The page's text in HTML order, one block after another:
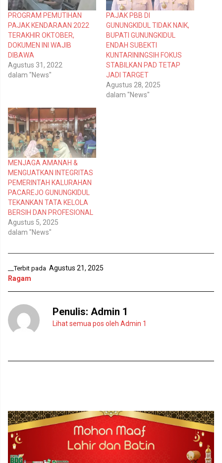
i
p
a
d
a
T
w
i
t
t
e
r
(
b
u
k
a
d
i
j
e
n
d
e
l
a
y
a
n
g
b
a
r
u
i
k
a
n
d
i
F
a
e
b
o
e
m
b
u
k
a
d
i
j
e
n
d
e
l
a
y
a
n
g
b
)
PROGRAM PEMUTIHAN
PAJAK KENDARAAN 2022
TERAKHIR OKTOBER,
DOKUMEN INI WAJIB
DIBAWA
Agustus 31, 2022
dalam "News"
PAJAK PBB DI
GUNUNGKIDUL TIDAK NAIK,
BUPATI GUNUNGKIDUL
ENDAH SUBEKTI
KUNTARININGSIH FOKUS
STABILKAN PAD TETAP
JADI TARGET
Agustus 28, 2025
dalam "News"
MENJAGA AMANAH &
MENGUATKAN INTEGRITAS
PEMERINTAH KALURAHAN
PACAREJO GUNUNGKIDUL
TEKANKAN TATA KELOLA
BERSIH DAN PROFESIONAL
Agustus 5, 2025
dalam "News"
__Terbit pada Agustus 21, 2025
Ragam
Penulis: Admin 1
Lihat semua pos oleh Admin 1